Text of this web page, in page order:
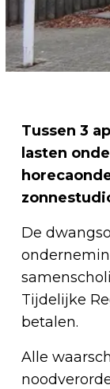
Tussen 3
lasten
De
Tijdelijke
betalen.
Alle